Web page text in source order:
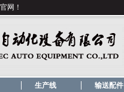
网！
生产线 输送配件